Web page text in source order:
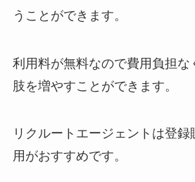
うことができます。
利用料が無料なので費用負担な
肢を増やすことができます。
リクルートエージェントは登録
用がおすすめです。